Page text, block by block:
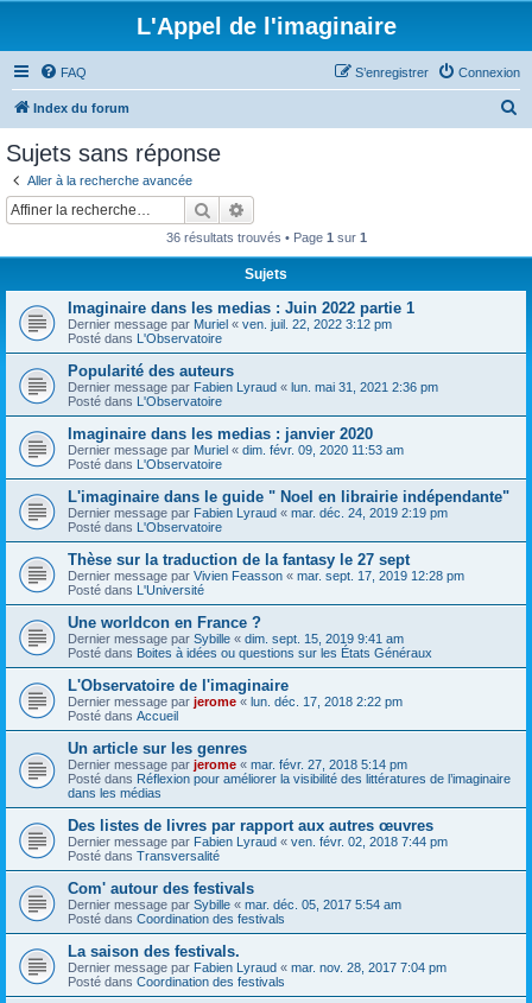
L'Appel de l'imaginaire
FAQ Connexion
S’enregistrer
Index du forum
Sujets sans réponse
Aller à la recherche avancée
Rechercher
36 résultats trouvés • Page 1 sur 1
Sujets
Imaginaire dans les medias : Juin 2022 partie 1
Dernier message par Muriel « ven. juil. 22, 2022 3:12 pm
Posté dans L'Observatoire
Popularité des auteurs
Dernier message par Fabien Lyraud « lun. mai 31, 2021 2:36 pm
Posté dans L'Observatoire
Imaginaire dans les medias : janvier 2020
Dernier message par Muriel « dim. févr. 09, 2020 11:53 am
Posté dans L'Observatoire
L'imaginaire dans le guide " Noel en librairie indépendante"
Dernier message par Fabien Lyraud « mar. déc. 24, 2019 2:19 pm
Posté dans L'Observatoire
Thèse sur la traduction de la fantasy le 27 sept
Dernier message par Vivien Feasson « mar. sept. 17, 2019 12:28 pm
Posté dans L'Université
Une worldcon en France ?
Dernier message par Sybille « dim. sept. 15, 2019 9:41 am
Posté dans Boites à idées ou questions sur les États Généraux
L'Observatoire de l'imaginaire
Dernier message par jerome « lun. déc. 17, 2018 2:22 pm
Posté dans Accueil
Un article sur les genres
Dernier message par jerome « mar. févr. 27, 2018 5:14 pm
Posté dans Réflexion pour améliorer la visibilité des littératures de l’imaginaire
dans les médias
Des listes de livres par rapport aux autres œuvres
Dernier message par Fabien Lyraud « ven. févr. 02, 2018 7:44 pm
Posté dans Transversalité
Com' autour des festivals
Dernier message par Sybille « mar. déc. 05, 2017 5:54 am
Posté dans Coordination des festivals
La saison des festivals.
Dernier message par Fabien Lyraud « mar. nov. 28, 2017 7:04 pm
Posté dans Coordination des festivals